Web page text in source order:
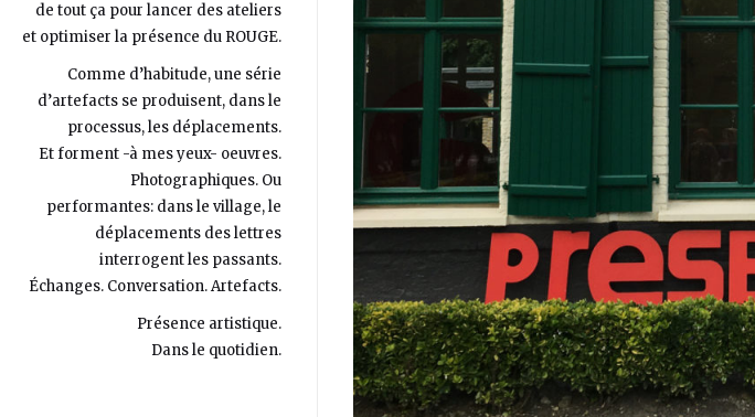
de tout ça pour lancer des ateliers
et optimiser la présence du ROUGE.
Comme d’habitude, une série
d’artefacts se produisent, dans le
processus, les déplacements.
Et forment -à mes yeux- oeuvres.
Photographiques. Ou
performantes: dans le village, le
déplacements des lettres
interrogent les passants.
Échanges. Conversation. Artefacts.
Présence artistique.
Dans le quotidien.